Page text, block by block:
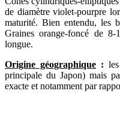
de diamètre violet-pourpre
maturité. Bien entendu, les
Graines orange-foncé de
longue.
Origine géographique :
principale du Japon) mais
exacte et notamment par